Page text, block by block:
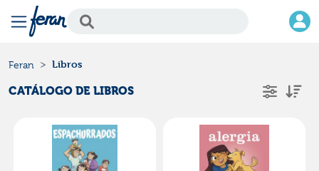
Feran Libros
CATÁLOGO DE LIBROS